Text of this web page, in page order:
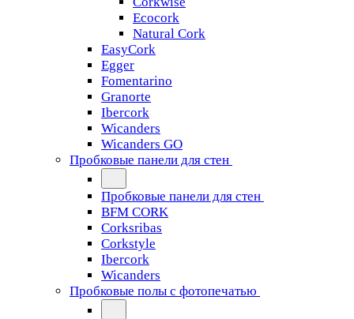
Ecocork
Natural Cork
EasyCork
Egger
Fomentarino
Granorte
Ibercork
Wicanders
Wicanders GO
Пробковые панели для стен
Пробковые панели для стен
BFM CORK
Corksribas
Corkstyle
Ibercork
Wicanders
Пробковые полы с фотопечатью